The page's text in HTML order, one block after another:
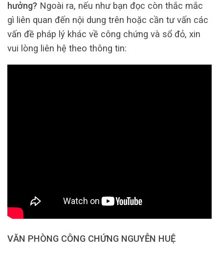
hưởng? Ngoài ra, nếu như bạn đọc còn thắc mắc
gì liên quan đến nội dung trên hoặc cần tư vấn các
vấn đề pháp lý khác về công chứng và sổ đỏ, xin
vui lòng liên hệ theo thông tin:
VĂN PHÒNG CÔNG CHỨNG NGUYỄN HUỆ